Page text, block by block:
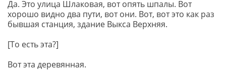
Да. Это улица Шлаковая, вот опять шпалы. Вот
хорошо видно два пути, вот они. Вот, вот это как раз
бывшая станция, здание Выкса Верхняя.
[То есть эта?]
Вот эта деревянная.